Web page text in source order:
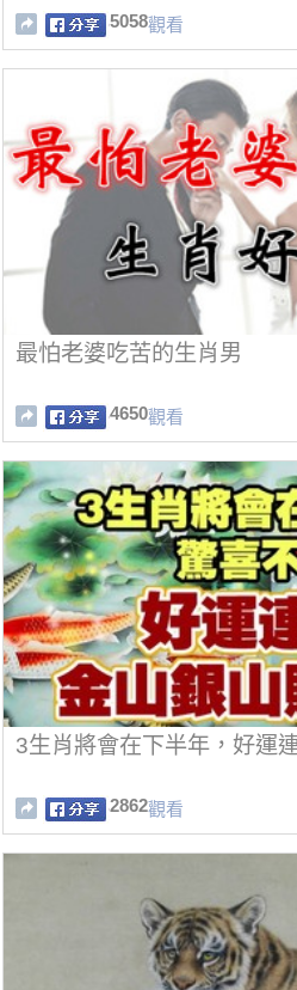
5058觀看
最怕老婆吃苦的生肖男
4650觀看
3生肖將會在下半年，好運
2862觀看